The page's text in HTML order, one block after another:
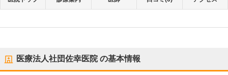
医療法人社団佐幸医院の基本情報